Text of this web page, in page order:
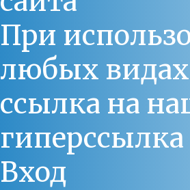
При
любых
ссылка на
Вход